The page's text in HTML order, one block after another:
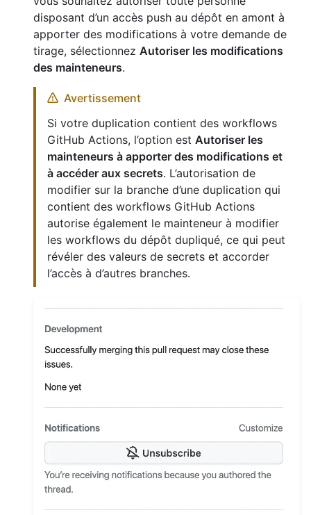
disposant d’un accès push au dépôt en amont à
apporter des modifications à votre demande de
tirage, sélectionnez Autoriser les modifications
des mainteneurs.
Avertissement
Si votre duplication contient des workflows
GitHub Actions, l’option est Autoriser les
mainteneurs à apporter des modifications et
à accéder aux secrets. L’autorisation de
modifier sur la branche d’une duplication qui
contient des workflows GitHub Actions
autorise également le mainteneur à modifier
les workflows du dépôt dupliqué, ce qui peut
révéler des valeurs de secrets et accorder
l’accès à d’autres branches.